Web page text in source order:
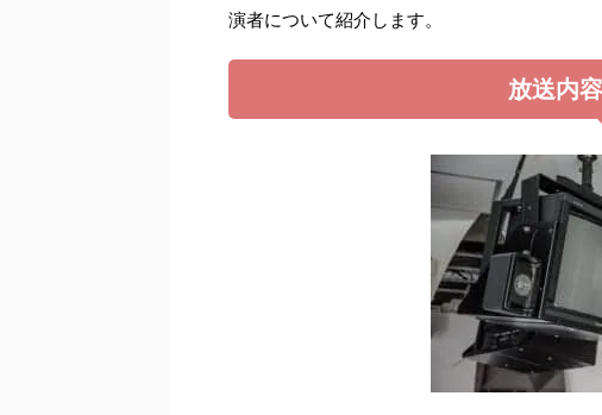
演者について紹介します。
放送内